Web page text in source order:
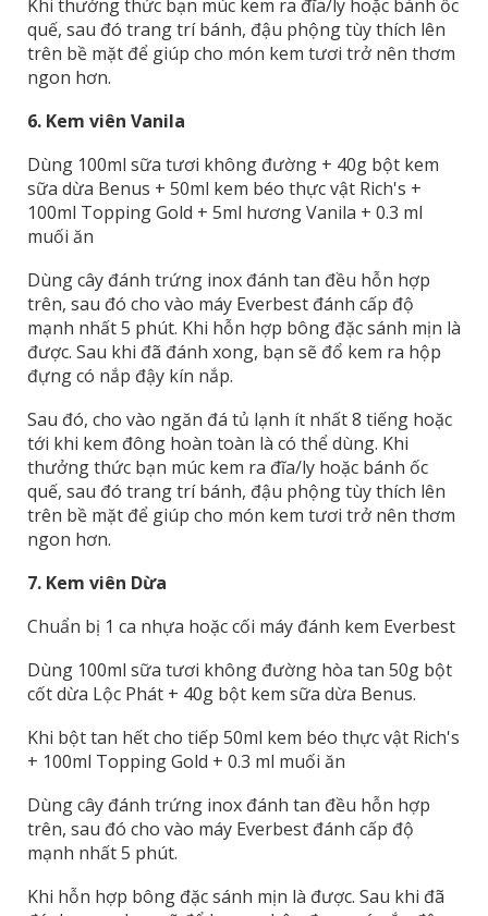
Khi thưởng thức bạn múc kem ra đĩa/ly hoặc bánh ốc
quế, sau đó trang trí bánh, đậu phộng tùy thích lên
trên bề mặt để giúp cho món kem tươi trở nên thơm
ngon hơn.
6. Kem viên Vanila
Dùng 100ml sữa tươi không đường + 40g bột kem
sữa dừa Benus + 50ml kem béo thực vật Rich's +
100ml Topping Gold + 5ml hương Vanila + 0.3 ml
muối ăn
Dùng cây đánh trứng inox đánh tan đều hỗn hợp
trên, sau đó cho vào máy Everbest đánh cấp độ
mạnh nhất 5 phút. Khi hỗn hợp bông đặc sánh mịn là
được. Sau khi đã đánh xong, bạn sẽ đổ kem ra hộp
đựng có nắp đậy kín nắp.
Sau đó, cho vào ngăn đá tủ lạnh ít nhất 8 tiếng hoặc
tới khi kem đông hoàn toàn là có thể dùng. Khi
thưởng thức bạn múc kem ra đĩa/ly hoặc bánh ốc
quế, sau đó trang trí bánh, đậu phộng tùy thích lên
trên bề mặt để giúp cho món kem tươi trở nên thơm
ngon hơn.
7. Kem viên Dừa
Chuẩn bị 1 ca nhựa hoặc cối máy đánh kem Everbest
Dùng 100ml sữa tươi không đường hòa tan 50g bột
cốt dừa Lộc Phát + 40g bột kem sữa dừa Benus.
Khi bột tan hết cho tiếp 50ml kem béo thực vật Rich's
+ 100ml Topping Gold + 0.3 ml muối ăn
Dùng cây đánh trứng inox đánh tan đều hỗn hợp
trên, sau đó cho vào máy Everbest đánh cấp độ
mạnh nhất 5 phút.
Khi hỗn hợp bông đặc sánh mịn là được. Sau khi đã